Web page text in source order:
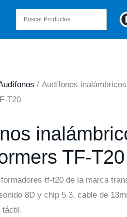
/ Audífonos inalámbricos
T20
TF-T20
tf-t20 de la marca
8D y chip 5.3, cable de
táctil.